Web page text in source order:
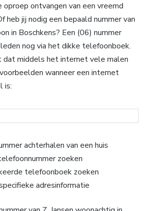
ontvangen van een vreemd
heb jij nodig een bepaald nummer van
in Boschkens? Een (06) nummer
nog via het dikke telefoonboek.
dat middels het internet vele malen
wanneer een internet
is:
achterhalen van een huis
zoeken
telefoonboek zoeken
adresinformatie